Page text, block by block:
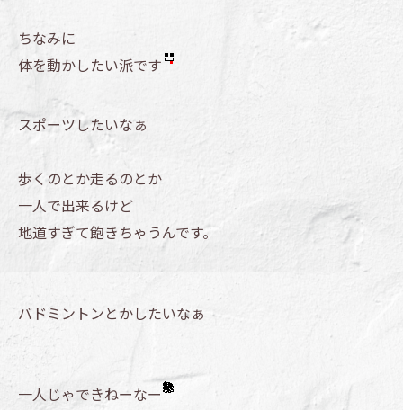
ちなみに
体を動かしたい派です
スポーツしたいなぁ
歩くのとか走るのとか
一人で出来るけど
地道すぎて飽きちゃうんです。
バドミントンとかしたいなぁ
一人じゃできねーなー